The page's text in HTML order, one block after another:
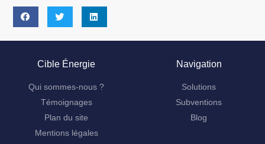
Cible Énergie
Qui sommes-nous ?
Témoignages
Plan du site
Mentions légales
Navigation
Solutions
Subventions
Blog